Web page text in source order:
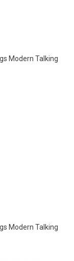
Modern Talking
Modern Talking